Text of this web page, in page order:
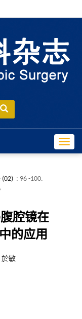
(02) : 96 -100.
腔镜在
的应用
於敏